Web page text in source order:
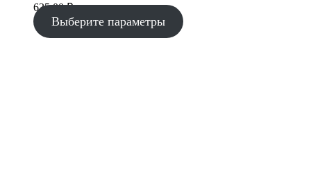
635.00₽
Выберите параметры